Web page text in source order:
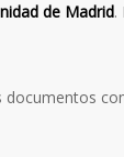
de Madrid.